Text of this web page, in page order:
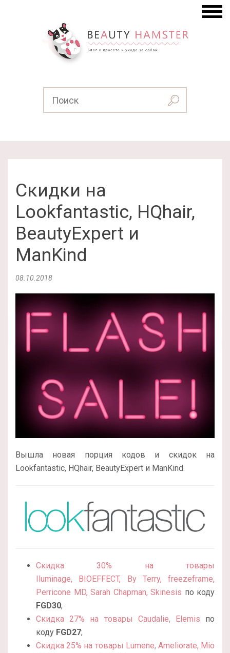
Скидки на
Lookfantastic, HQhair,
BeautyExpert и
ManKind
08.10.2018
Вышла новая порция кодов и скидок на
Lookfantastic, HQhair, BeautyExpert и ManKind.
Скидка 30% на товары
Iluminage, BIOEFFECT, By Terry, freezeframe,
Perricone MD, Sarah Chapman, Skinesis по коду
FGD30;
Скидка 27% на товары Caudalie, Elemis по
коду FGD27;
Скидка 25% на товары Lumene, Ameliorate, Mio